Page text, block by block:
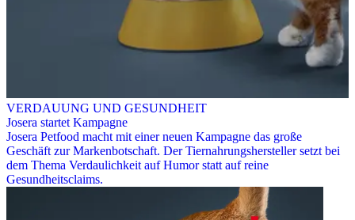
VERDAUUNG UND GESUNDHEIT
Josera startet Kampagne
Josera Petfood macht mit einer neuen Kampagne das große
Geschäft zur Markenbotschaft. Der Tiernahrungshersteller setzt bei
dem Thema Verdaulichkeit auf Humor statt auf reine
Gesundheitsclaims.